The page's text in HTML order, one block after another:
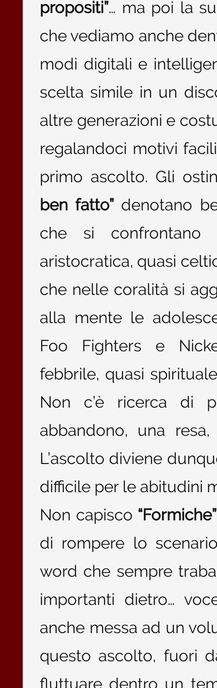
propositi”… ma poi la
che vediamo anche
modi digitali e
scelta simile in un
altre generazioni e
regalandoci motivi
primo ascolto. Gli
ben fatto” denotano
che si confrontano
aristocratica, quasi
che nelle coralità si
alla mente le
Foo Fighters e
febbrile, quasi
Non c’è ricerca di
abbandono, una
L’ascolto diviene
difficile per le abitudini
Non capisco “Formiche”
di rompere lo
word che sempre
importanti dietro…
anche messa ad un
questo ascolto, fuori
fluttuare dentro un